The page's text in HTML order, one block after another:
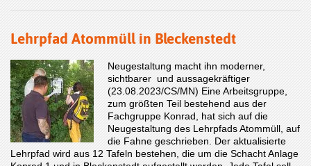
Lehrpfad Atommüll in Bleckenstedt
Neugestaltung macht ihn moderner,
sichtbarer und aussagekräftiger
(23.08.2023/CS/MN) Eine Arbeitsgruppe,
zum größten Teil bestehend aus der
Fachgruppe Konrad, hat sich auf die
Neugestaltung des Lehrpfads Atommüll, auf
die Fahne geschrieben. Der aktualisierte
Lehrpfad wird aus 12 Tafeln bestehen, die um die Schacht Anlage